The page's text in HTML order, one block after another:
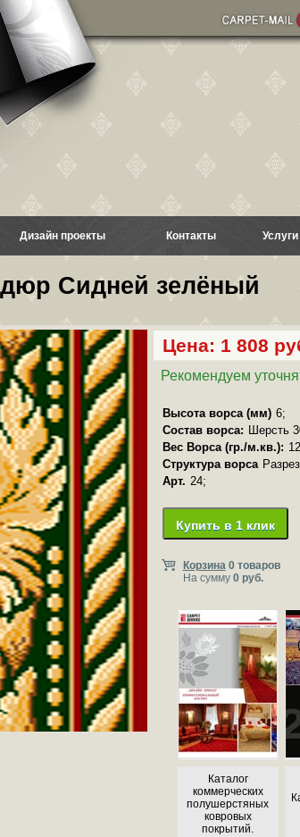
Дизайн проекты Контакты
Сидней зелёный
Цена: 1 808
Рекомендуем
Высота ворса (мм) 6;
Состав ворса: Шерсть
Вес Ворса (гр./м.кв.):
Структура ворса
Арт. 24;
Купить в 1 клик
Корзина 0 товаров
На сумму 0 руб.
Каталог
коммерческих
полушерстяных
ковровых
покрытий.